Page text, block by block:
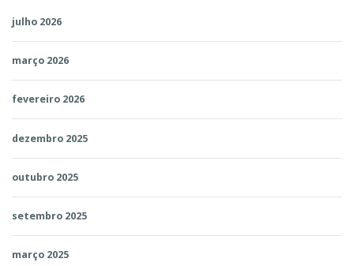
julho 2026
março 2026
fevereiro 2026
dezembro 2025
outubro 2025
setembro 2025
março 2025